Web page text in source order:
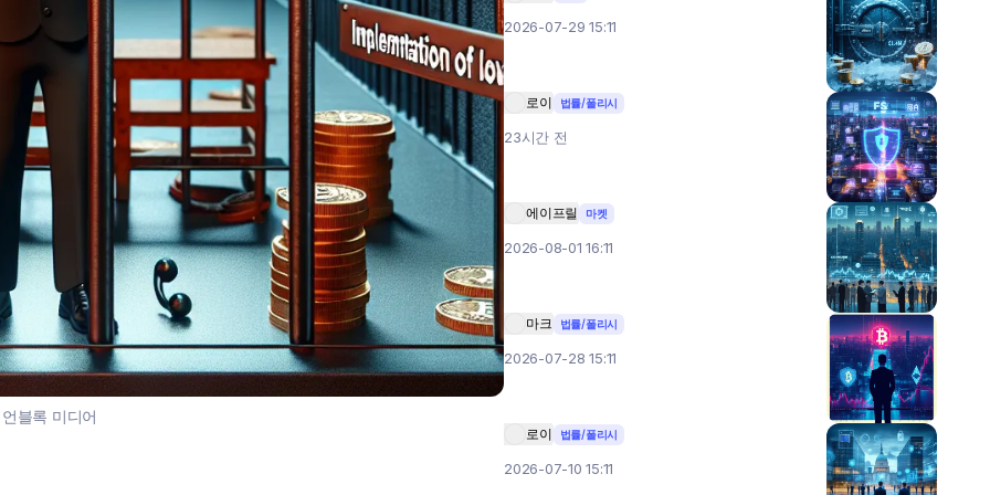
언블록 미디어
2026-07-29 15:11
로이 법률/폴리시
23시간 전
에이프릴 마켓
2026-08-01 16:11
마크 법률/폴리시
2026-07-28 15:11
로이 법률/폴리시
2026-07-10 15:11